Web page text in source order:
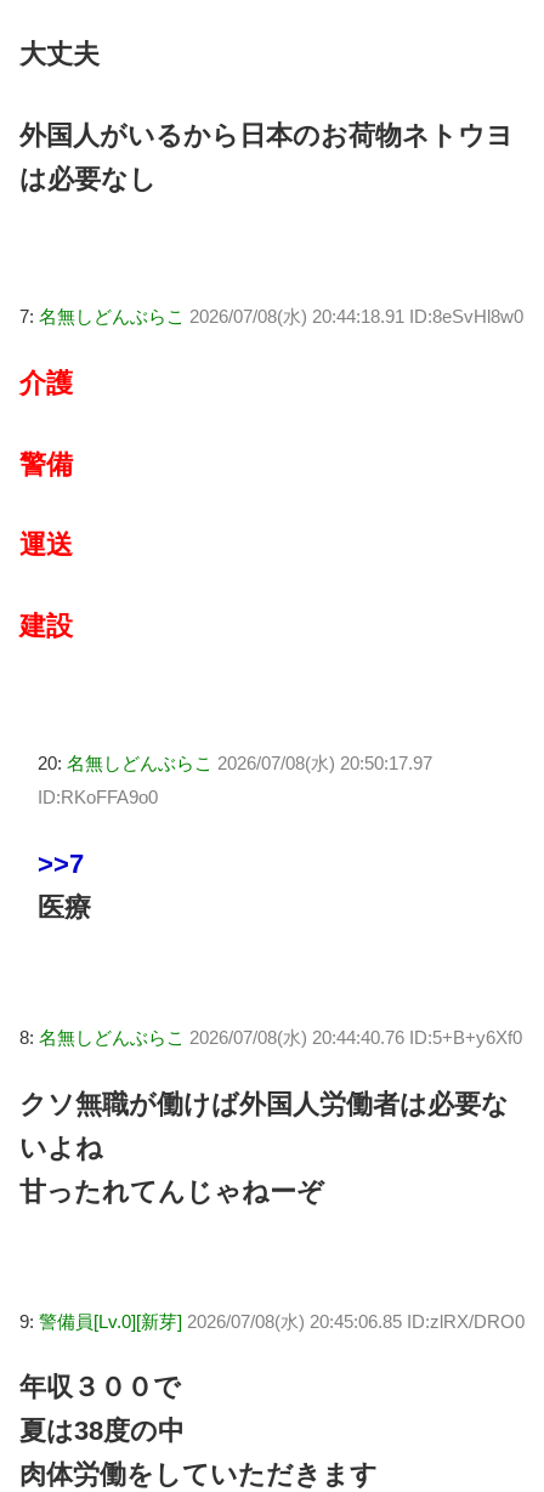
大丈夫
外国人がいるから日本のお荷物ネトウヨ
は必要なし
7: 名無しどんぶらこ 2026/07/08(水) 20:44:18.91 ID:8eSvHl8w0
介護
警備
運送
建設
20: 名無しどんぶらこ 2026/07/08(水) 20:50:17.97
ID:RKoFFA9o0
>>7
医療
8: 名無しどんぶらこ 2026/07/08(水) 20:44:40.76 ID:5+B+y6Xf0
クソ無職が働けば外国人労働者は必要な
いよね
甘ったれてんじゃねーぞ
9: 警備員[Lv.0][新芽] 2026/07/08(水) 20:45:06.85 ID:zlRX/DRO0
年収３００で
夏は38度の中
肉体労働をしていただきます